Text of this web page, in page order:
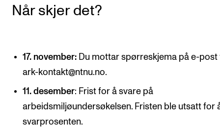
Når skjer det?
17. november: Du mottar spørreskjema på e-post
ark-kontakt@ntnu.no.
11. desember: Frist for å svare på
arbeidsmiljøundersøkelsen. Fristen ble utsatt for
svarprosenten.